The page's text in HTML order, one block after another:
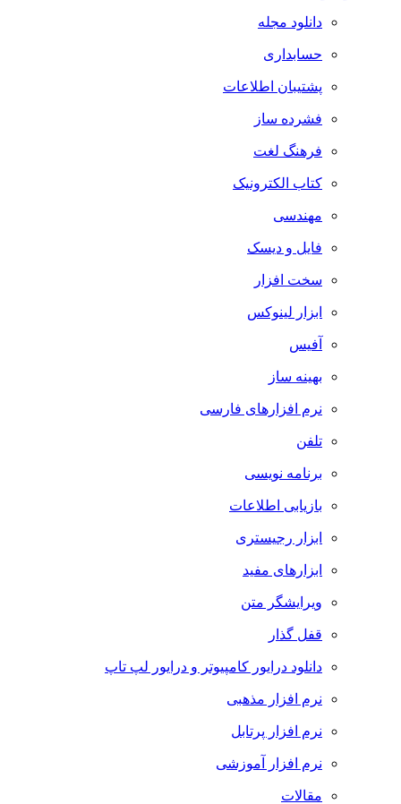
دانلود مجله
حسابداری
پشتیبان اطلاعات
فشرده ساز
فرهنگ لغت
کتاب الکترونیک
مهندسی
فایل و دیسک
سخت افزار
ابزار لینوکس
آفیس
بهینه ساز
نرم افزارهای فارسی
تلفن
برنامه نویسی
بازیابی اطلاعات
ابزار رجیستری
ابزارهای مفید
ویرایشگر متن
قفل گذار
دانلود درایور کامپیوتر و درایور لپ تاپ
نرم افزار مذهبی
نرم افزار پرتابل
نرم افزار آموزشی
مقالات